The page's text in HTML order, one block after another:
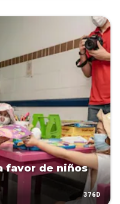
favor de niños
376D